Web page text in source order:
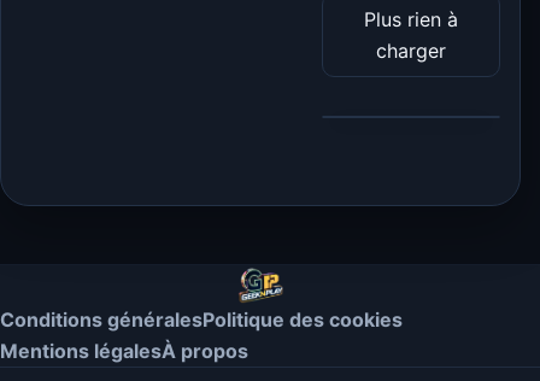
Plus rien à
charger
Conditions généralesPolitique des cookies
Mentions légalesÀ propos